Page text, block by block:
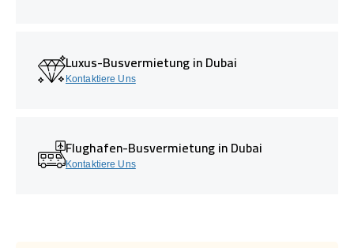
Luxus-Busvermietung in Dubai
Kontaktiere Uns
Flughafen-Busvermietung in Dubai
Kontaktiere Uns